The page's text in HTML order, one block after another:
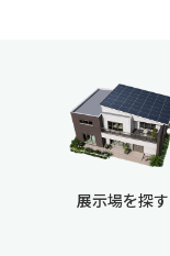
展示場を探す